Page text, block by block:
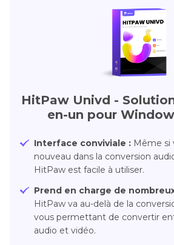
HitPaw Univd -
en-un pour
Interface conviviale : Même si
nouveau dans la conversion
HitPaw est facile à utiliser.
Prend en charge de
HitPaw va au-delà de la
vous permettant de convertir
audio et vidéo.